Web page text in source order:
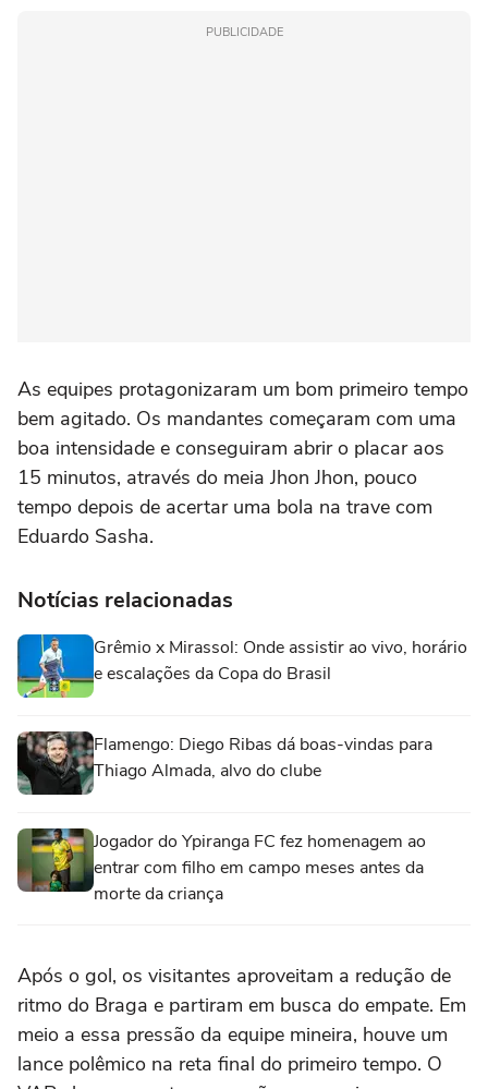
PUBLICIDADE
As equipes protagonizaram um bom primeiro tempo
bem agitado. Os mandantes começaram com uma
boa intensidade e conseguiram abrir o placar aos
15 minutos, através do meia Jhon Jhon, pouco
tempo depois de acertar uma bola na trave com
Eduardo Sasha.
Notícias relacionadas
Grêmio x Mirassol: Onde assistir ao vivo, horário
e escalações da Copa do Brasil
Flamengo: Diego Ribas dá boas-vindas para
Thiago Almada, alvo do clube
Jogador do Ypiranga FC fez homenagem ao
entrar com filho em campo meses antes da
morte da criança
Após o gol, os visitantes aproveitam a redução de
ritmo do Braga e partiram em busca do empate. Em
meio a essa pressão da equipe mineira, houve um
lance polêmico na reta final do primeiro tempo. O